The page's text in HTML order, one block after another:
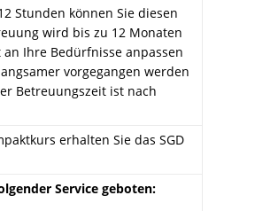
Stunden können Sie diesen
wird bis zu 12 Monaten
Ihre Bedürfnisse anpassen
vorgegangen werden
Betreuungszeit ist nach
erhalten Sie das SGD
Service geboten: